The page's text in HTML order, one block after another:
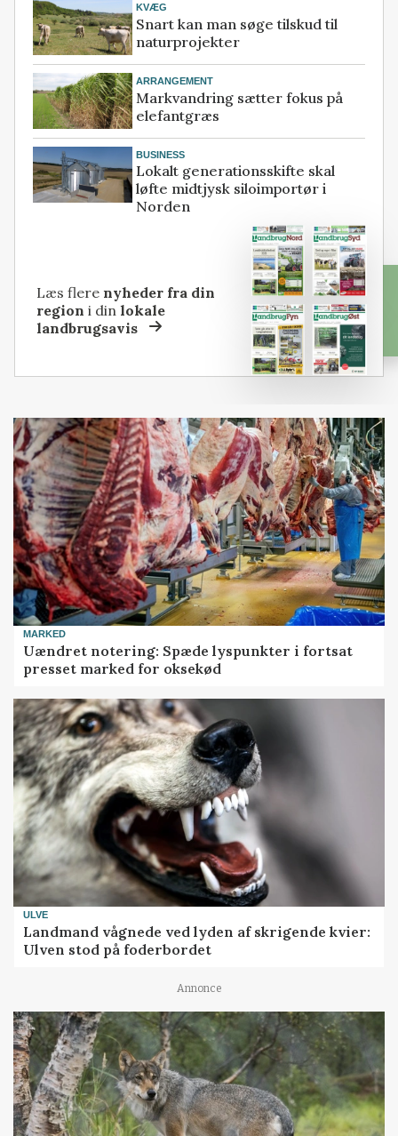
KVÆG
Snart kan man søge tilskud til
naturprojekter
ARRANGEMENT
Markvandring sætter fokus på
elefantgræs
BUSINESS
Lokalt generationsskifte skal
løfte midtjysk siloimportør i
Norden
Læs flere nyheder fra din
region i dinlokale
landbrugsavis
MARKED
Uændret notering: Spæde lyspunkter i fortsat
presset marked for oksekød
ULVE
Landmand vågnede ved lyden af skrigende kvier:
Ulven stod på foderbordet
Annonce